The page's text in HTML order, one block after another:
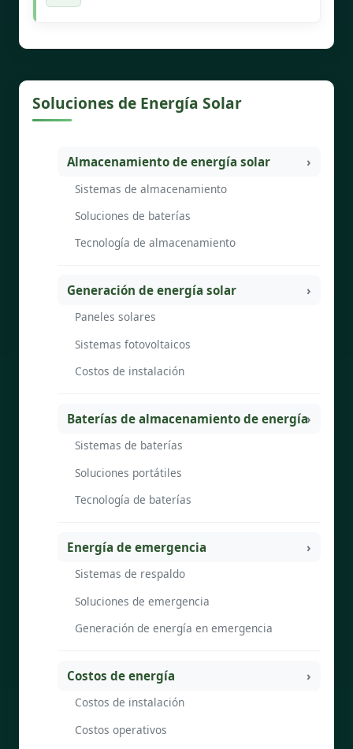
Soluciones de Energía Solar
Almacenamiento de energía solar
Sistemas de almacenamiento
Soluciones de baterías
Tecnología de almacenamiento
Generación de energía solar
Paneles solares
Sistemas fotovoltaicos
Costos de instalación
Baterías de almacenamiento de energía
Sistemas de baterías
Soluciones portátiles
Tecnología de baterías
Energía de emergencia
Sistemas de respaldo
Soluciones de emergencia
Generación de energía en emergencia
Costos de energía
Costos de instalación
Costos operativos